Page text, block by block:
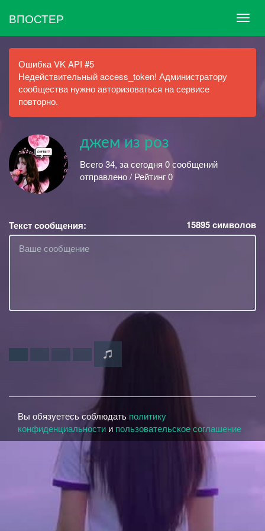
ВПОСТЕР
Ошибка VK API #5
Недействительный access_token! Администратору
сообщества нужно авторизоваться на сервисе
повторно.
джем из роз
Всего 34, за сегодня 0 сообщений
отправлено / Рейтинг 0
Текст сообщения: 15895символов
Вы обязуетесь соблюдать политику
конфиденциальности и пользовательское соглашение